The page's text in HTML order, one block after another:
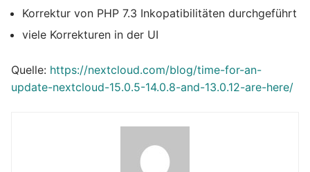
Korrektur von PHP 7.3 Inkopatibilitäten durchgeführt
viele Korrekturen in der UI
Quelle: https://nextcloud.com/blog/time-for-an-
update-nextcloud-15.0.5-14.0.8-and-13.0.12-are-here/